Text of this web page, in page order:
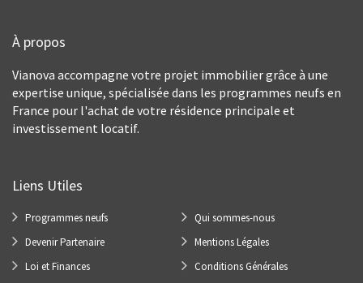
À propos
Vianova accompagne votre projet immobilier grâce à une
expertise unique, spécialisée dans les programmes neufs en
France pour l'achat de votre résidence principale et
investissement locatif.
Liens Utiles
Programmes neufs
Devenir Partenaire
Loi et Finances
Qui sommes-nous
Mentions Légales
Conditions Générales